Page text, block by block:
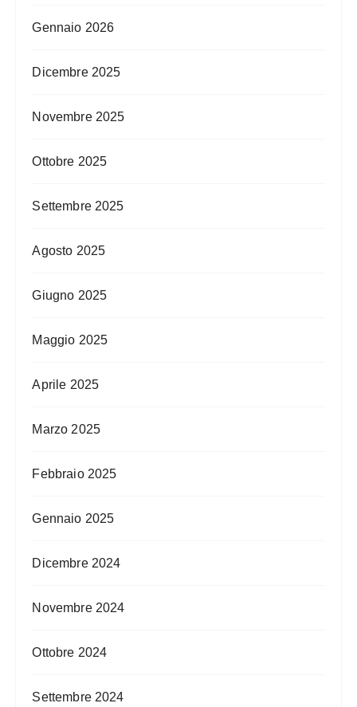
Gennaio 2026
Dicembre 2025
Novembre 2025
Ottobre 2025
Settembre 2025
Agosto 2025
Giugno 2025
Maggio 2025
Aprile 2025
Marzo 2025
Febbraio 2025
Gennaio 2025
Dicembre 2024
Novembre 2024
Ottobre 2024
Settembre 2024